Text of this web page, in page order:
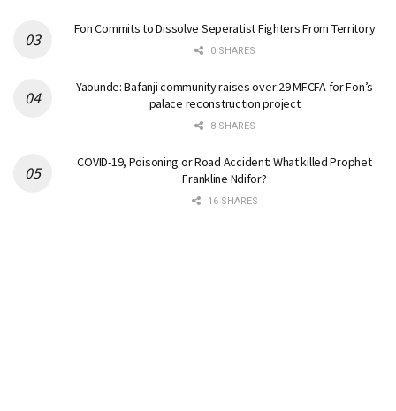
Fon Commits to Dissolve Seperatist Fighters From Territory
0 SHARES
Yaounde: Bafanji community raises over 29 MFCFA for Fon’s
palace reconstruction project
8 SHARES
COVID-19, Poisoning or Road Accident: What killed Prophet
Frankline Ndifor?
16 SHARES